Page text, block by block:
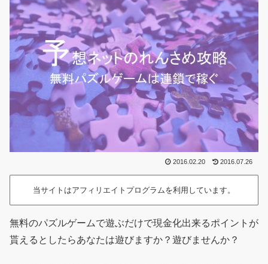
2016.02.20 2016.07.26
当サイトはアフィリエイトプログラムを利用しています。
無料のパズルゲームで遊ぶだけで現金化出来るポイントが
貰えるとしたらあなたは遊びますか？遊びませんか？